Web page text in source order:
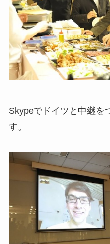
Skypeでドイツと中継を
す。